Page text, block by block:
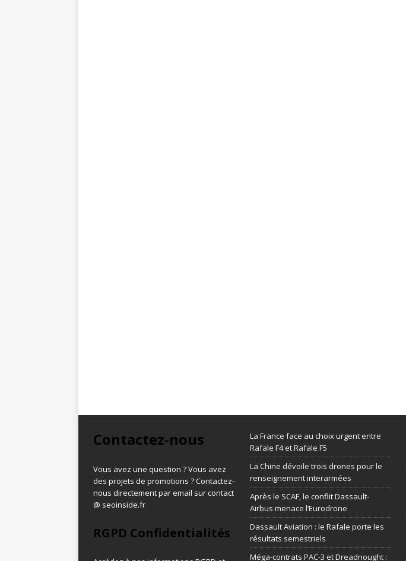
Contactez-nous
Vous avez une question ? Vous avez
des projets de promotions ? Contactez-
nous directement par email sur contact
@ seoinside.fr
RGPD Confidentialités
La France face au choix urgent entre
Rafale F4 et Rafale F5
La Chine dévoile trois drones pour le
renseignement interarmées
Après le SCAF, le conflit Dassault-
Airbus menace l’Eurodrone
Dassault Aviation : le Rafale porte les
résultats semestriels
Méga-contrats PAC-3 et Dreadnought :